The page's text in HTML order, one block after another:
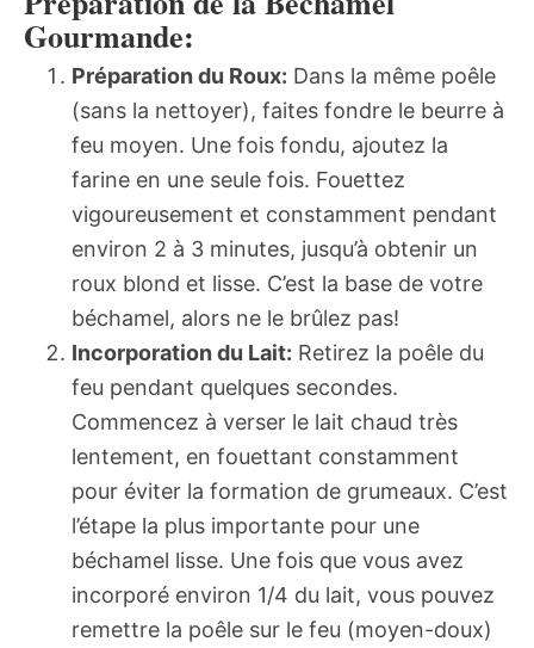
Gourmande:
Préparation du Roux: Dans la même poêle
(sans la nettoyer), faites fondre le beurre à
feu moyen. Une fois fondu, ajoutez la
farine en une seule fois. Fouettez
vigoureusement et constamment pendant
environ 2 à 3 minutes, jusqu’à obtenir un
roux blond et lisse. C’est la base de votre
béchamel, alors ne le brûlez pas!
Incorporation du Lait: Retirez la poêle du
feu pendant quelques secondes.
Commencez à verser le lait chaud très
lentement, en fouettant constamment
pour éviter la formation de grumeaux. C’est
l’étape la plus importante pour une
béchamel lisse. Une fois que vous avez
incorporé environ 1/4 du lait, vous pouvez
remettre la poêle sur le feu (moyen-doux)